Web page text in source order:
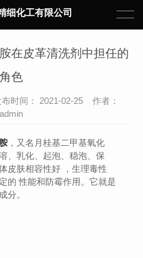
细化工有限公司
在皮革清洗剂中担任的
角色
时间： 2021-02-25 作者：
admin
，又名月桂基二甲基氧化
、乳化、起泡、稳泡、保
皮肤相容性好 ，生理毒性
的 性能和防霉作用。它就是
分。